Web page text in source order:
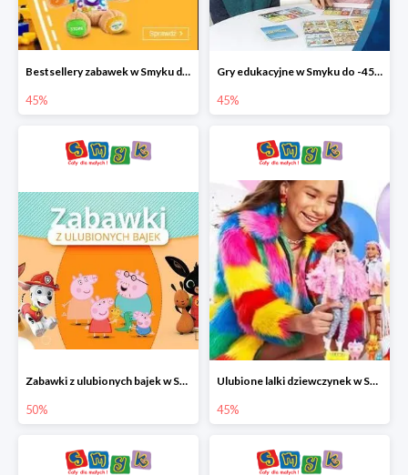
Bestsellery zabawek w Smyku do -45%
45%
Gry edukacyjne w Smyku do -45%
45%
Zabawki z ulubionych bajek w Smyku do -50%
50%
Ulubione lalki dziewczynek w Smyku do -45%
45%